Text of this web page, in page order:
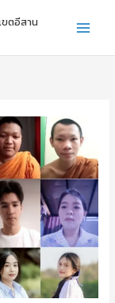
ตอีสาน
ข
แ
ค
ว
า
ม
ยิ
น
ดี
กั
บ
น
า
ง
ข
แ
ค
า
ม
ยิ
น
กั
บ
น
า
ง